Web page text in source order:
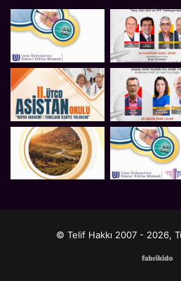
© Telif Hakkı 2007 - 2026,